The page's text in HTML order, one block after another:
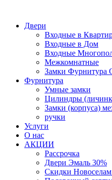
Двери
Входные в
Входные в Дом
Входные
Межкомнатные
Замки Фурнитура
Фурнитура
Умные замки
Цилиндры
Замки (корпуса)
ручки
Услуги
О нас
АКЦИИ
Рассрочка
Двери Эмаль 30%
Скидки